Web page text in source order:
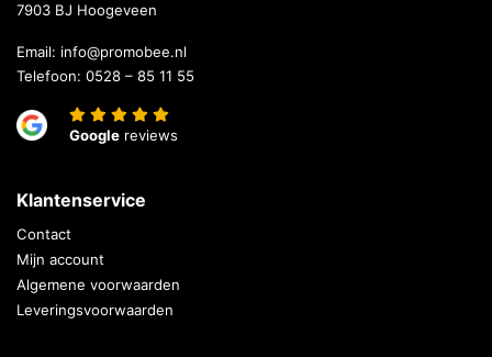
7903 BJ Hoogeveen
Email: info@promobee.nl
Telefoon: 0528 – 85 11 55
Google reviews
Klantenservice
Contact
Mijn account
Algemene voorwaarden
Leveringsvoorwaarden